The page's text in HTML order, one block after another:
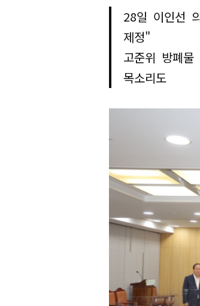
28일 이인선
제정"
고준위 방폐
목소리도